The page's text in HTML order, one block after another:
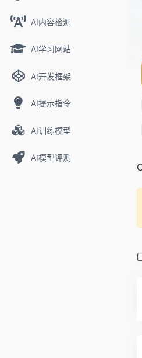
AI内容检测
AI学习网站
AI开发框架
AI提示指令
AI训练模型
AI模型评测